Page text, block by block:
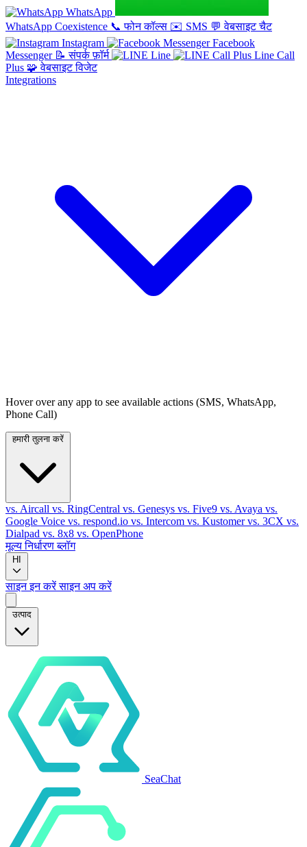
WhatsApp
WhatsApp Coexistence 📞 फोन कॉल्स ✉️ SMS 💬 वेबसाइट चैट
Instagram
Facebook
Messenger 📝 संपर्क फ़ॉर्म Line
Line Call
Plus 🧩 वेबसाइट विजेट
Integrations
Hover over any app to see available actions (SMS, WhatsApp,
Phone Call)
vs. Aircall vs. RingCentral vs. Genesys vs. Five9 vs. Avaya vs.
Google Voice vs. respond.io vs. Intercom vs. Kustomervs. 3CX vs.
Dialpad vs. 8x8 vs. OpenPhone
मूल्य निर्धारणब्लॉग
HI
साइन इन करेंसाइन अप करें
उत्पाद
SeaChat